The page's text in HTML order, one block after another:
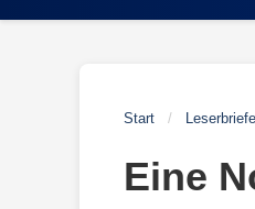
Start / Leserbriefe
Eine